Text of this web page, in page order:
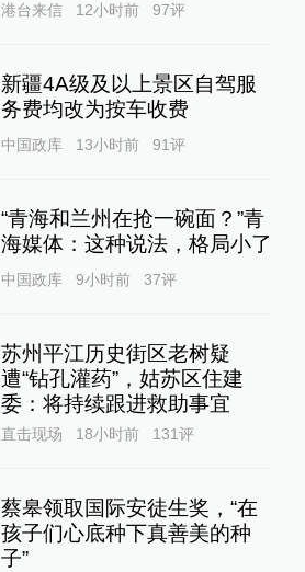
港台来信 12小时前 97评
新疆4A级及以上景区自驾服
务费均改为按车收费
中国政库 13小时前 91评
“青海和兰州在抢一碗面？”青
海媒体：这种说法，格局小了
中国政库 9小时前 37评
苏州平江历史街区老树疑
遭“钻孔灌药”，姑苏区住建
委：将持续跟进救助事宜
直击现场 18小时前 131评
蔡皋领取国际安徒生奖，“在
孩子们心底种下真善美的种
子”